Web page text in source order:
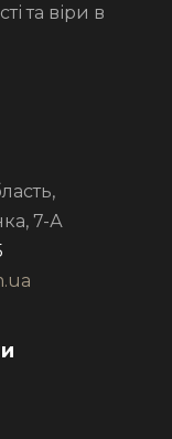
та віри в
7-А